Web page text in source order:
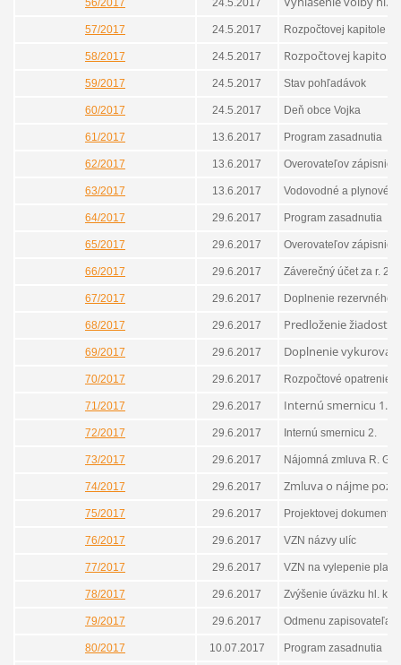
57/2017 24.5.2017 Rozpočtovej kapitole
58/2017 24.5.2017 Rozpočtovej kapitole
59/2017 24.5.2017 Stav pohľadávok
60/2017 24.5.2017 Deň obce Vojka
61/2017 13.6.2017 Program zasadnutia
62/2017 13.6.2017 Overovateľov zápisnice
63/2017 13.6.2017 Vodovodné a plynové
64/2017 29.6.2017 Program zasadnutia
65/2017 29.6.2017 Overovateľov zápisnice
66/2017 29.6.2017 Záverečný účet za r.
67/2017 29.6.2017 Doplnenie rezervného
68/2017 29.6.2017 Predloženie žiadosti
69/2017 29.6.2017 Doplnenie
70/2017 29.6.2017 Rozpočtové opatrenie
71/2017 29.6.2017 Internú smernicu 1.
72/2017 29.6.2017 Internú smernicu 2.
73/2017 29.6.2017 Nájomná zmluva R.
74/2017 29.6.2017 Zmluva o nájme
75/2017 29.6.2017 Projektovej
76/2017 29.6.2017 VZN názvy ulíc
77/2017 29.6.2017 VZN na vylepenie
78/2017 29.6.2017 Zvýšenie úväzku hl.
79/2017 29.6.2017 Odmenu zapisovateľa
80/2017 10.07.2017 Program zasadnutia